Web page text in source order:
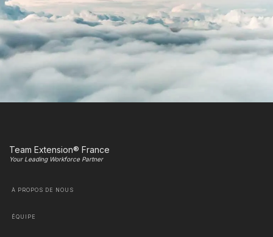
Team Extension® France
Your Leading Workforce Partner
À PROPOS DE NOUS
ÉQUIPE